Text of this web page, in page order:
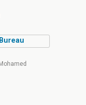
Bureau